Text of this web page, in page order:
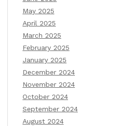
May 2025
April 2025
March 2025
February 2025
January 2025
December 2024
November 2024
October 2024
September 2024
August 2024